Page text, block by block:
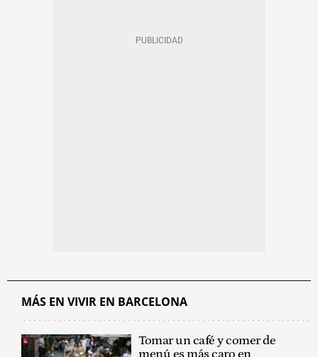
MÁS EN VIVIR EN BARCELONA
Tomar un café y comer de